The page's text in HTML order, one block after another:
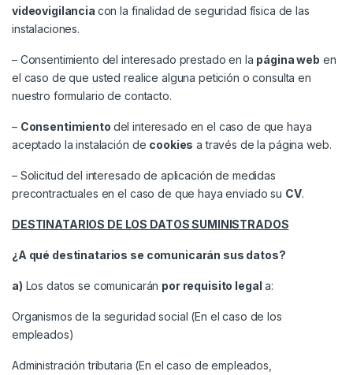
videovigilancia con la finalidad de seguridad física de las
instalaciones.
– Consentimiento del interesado prestado en la página web en
el caso de que usted realice alguna petición o consulta en
nuestro formulario de contacto.
– Consentimiento del interesado en el caso de que haya
aceptado la instalación de cookies a través de la página web.
– Solicitud del interesado de aplicación de medidas
precontractuales en el caso de que haya enviado su CV.
DESTINATARIOS DE LOS DATOS SUMINISTRADOS
¿A qué destinatarios se comunicarán sus datos?
a) Los datos se comunicarán por requisito legal a:
Organismos de la seguridad social (En el caso de los
empleados)
Administración tributaria (En el caso de empleados,